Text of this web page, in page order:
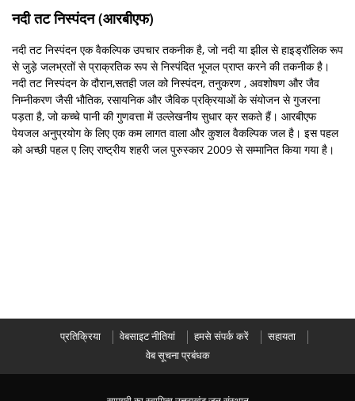
नदी तट निस्पंदन (आरबीएफ)
नदी तट निस्पंदन एक वैकल्पिक उपचार तकनीक है, जो नदी या झील से हाइड्रॉलिक रूप
से जुड़े जलभ्रतों से प्राक्रतिक रूप से निस्पंदित भूजल प्राप्त करने की तकनीक है।
नदी तट निस्पंदन के दौरान,सतही जल को निस्पंदन, तनुकरण , अवशोषण और जैव
निम्नीकरण जैसी भौतिक, रसायनिक और जैविक प्रक्रियाओं के संयोजन से गुजरना
पड़ता है, जो कच्चे पानी की गुणवत्ता में उल्लेखनीय सुधार क्र सकते हैं। आरबीएफ
पेयजल अनुप्रयोग के लिए एक कम लागत वाला और कुशल वैकल्पिक जल है। इस पहल
को अच्छी पहल ए लिए राष्ट्रीय शहरी जल पुरुस्कार 2009 से सम्मानित किया गया है।
प्रतिक्रिया वेबसाइट नीतियां हमसे संपर्क करें
सहायता
वेब सूचना प्रबंधक